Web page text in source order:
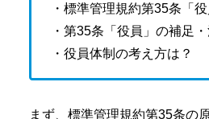
・標準管理規約第35条「
・第35条「役員」の補足
・役員体制の考え方は？
まず、標準管理規約第35条の